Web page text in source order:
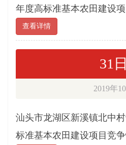
年度高标准基本农田建设
查看详情
31日
2019年
汕头市龙湖区新溪镇北中
标准基本农田建设项目竞